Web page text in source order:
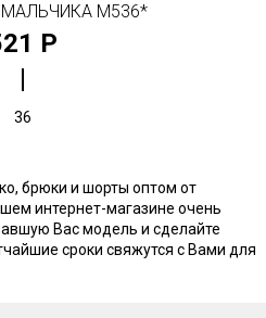
М536*
Р
36
брюки и шорты оптом от
интернет-магазине очень
Вас модель и сделайте
сроки свяжутся с Вами для